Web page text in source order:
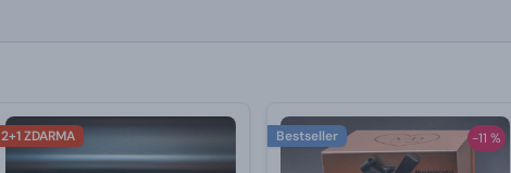
2+1 ZDARMA -11 %
Bestseller